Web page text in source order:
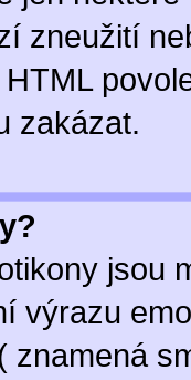
zneužití
zakázat.
jsou
výrazu
znamená